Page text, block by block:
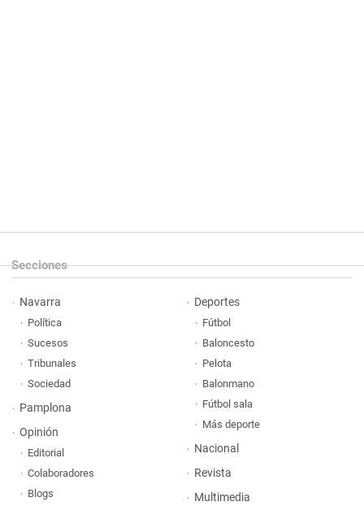
Secciones
Navarra
Política
Sucesos
Tribunales
Sociedad
Pamplona
Opinión
Editorial
Colaboradores
Blogs
Deportes
Fútbol
Baloncesto
Pelota
Balonmano
Fútbol sala
Más deporte
Nacional
Revista
Multimedia